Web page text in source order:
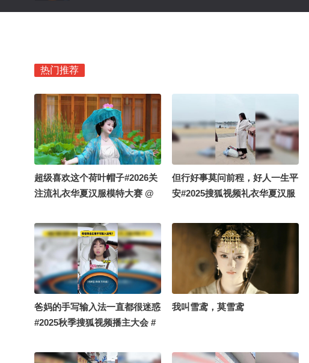
热门推荐
超级喜欢这个荷叶帽子#2026关
注流礼衣华夏汉服模特大赛 @
丰 @国风星探官 @痘肤西施 @
高速公鹿 @国风圈霸总十一 @
涛姐是女神 @虫虫小蛟 @白毛
狐狸腿 @Adi荻荻
但行好事莫问前程，好人一生平
安#2025搜狐视频礼衣华夏汉服
爸妈的手写输入法一直都很迷惑
#2025秋季搜狐视频播主大会 #
我叫雪鸢，莫雪鸢